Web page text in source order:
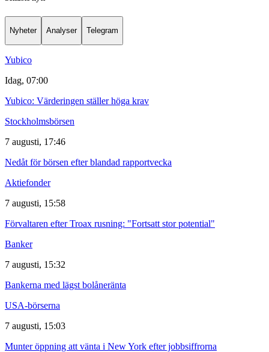
Nyheter Analyser Telegram
Yubico
Idag, 07:00
Yubico: Värderingen ställer höga krav
Stockholmsbörsen
7 augusti, 17:46
Nedåt för börsen efter blandad rapportvecka
Aktiefonder
7 augusti, 15:58
Förvaltaren efter Troax rusning: "Fortsatt stor potential"
Banker
7 augusti, 15:32
Bankerna med lägst bolåneränta
USA-börserna
7 augusti, 15:03
Munter öppning att vänta i New York efter jobbsiffrorna